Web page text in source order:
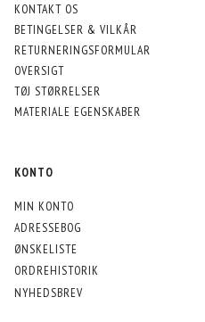
KONTAKT OS
BETINGELSER & VILKÅR
RETURNERINGSFORMULAR
OVERSIGT
TØJ STØRRELSER
MATERIALE EGENSKABER
KONTO
MIN KONTO
ADRESSEBOG
ØNSKELISTE
ORDREHISTORIK
NYHEDSBREV